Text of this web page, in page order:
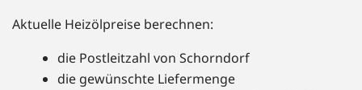
Aktuelle Heizölpreise berechnen:
die Postleitzahl von Schorndorf
die gewünschte Liefermenge